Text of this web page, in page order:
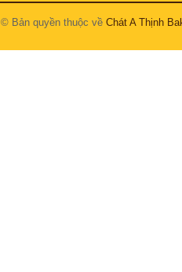
© Bản quyền thuộc về Chát A Thịnh